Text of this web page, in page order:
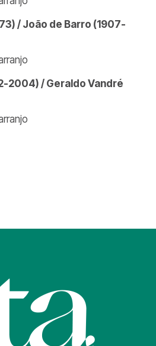
/ João de Barro (1907-
2004) / Geraldo Vandré